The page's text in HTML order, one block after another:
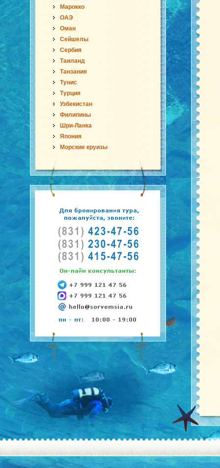
Марокко
ОАЭ
Оман
Сейшелы
Сербия
Таиланд
Танзания
Тунис
Турция
Узбекистан
Филипины
Шри-Ланка
Япония
Морские круизы